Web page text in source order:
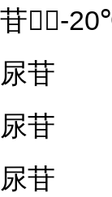
苷（-
尿苷
尿苷
尿苷